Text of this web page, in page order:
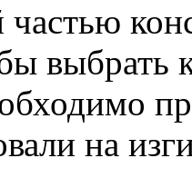
выбрать
на